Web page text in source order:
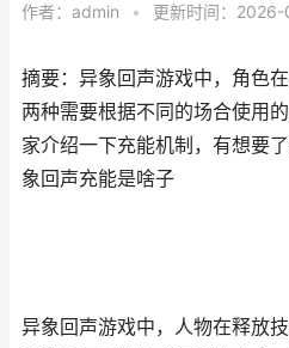
作者： admin • 更新时间：
摘要：异象回声游戏中，角色
两种需要根据不同的场合使用
家介绍一下充能机制，有想要
象回声充能是啥子
异象回声游戏中，人物在释放